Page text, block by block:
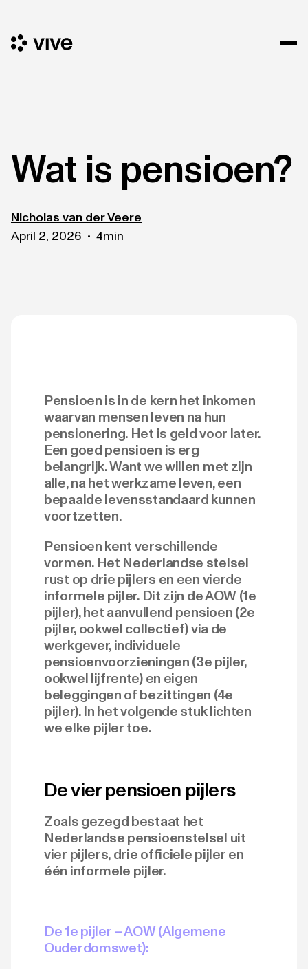
Wat is pensioen?
Nicholas van der Veere
April 2, 2026 • 4min
Pensioen is in de kern het inkomen
waarvan mensen leven na hun
pensionering. Het is geld voor later.
Een goed pensioen is erg
belangrijk. Want we willen met zijn
alle, na het werkzame leven, een
bepaalde levensstandaard kunnen
voortzetten.
Pensioen kent verschillende
vormen. Het Nederlandse stelsel
rust op drie pijlers en een vierde
informele pijler. Dit zijn de AOW (1e
pijler), het aanvullend pensioen (2e
pijler, ookwel collectief) via de
werkgever, individuele
pensioenvoorzieningen (3e pijler,
ookwel lijfrente) en eigen
beleggingen of bezittingen (4e
pijler). In het volgende stuk lichten
we elke pijler toe.
De vier pensioen pijlers
Zoals gezegd bestaat het
Nederlandse pensioenstelsel uit
vier pijlers, drie officiele pijler en
één informele pijler.
De 1e pijler – AOW (Algemene
Ouderdomswet):